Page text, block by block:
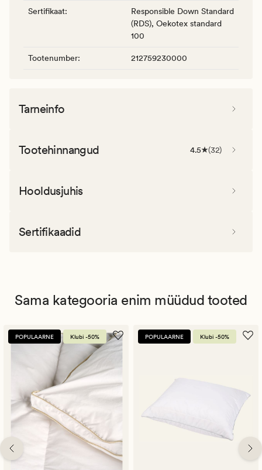
Sertifikaat:
Responsible Down Standard
(RDS), Oekotex standard
100
Tootenumber: 212759230000
Tarneinfo
Tootehinnangud 4.5 (32)
Hooldusjuhis
Sertifikaadid
Sama kategooria enim müüdud tooted
POPULAARNE Klubi -50% POPULAARNE Klubi -50%